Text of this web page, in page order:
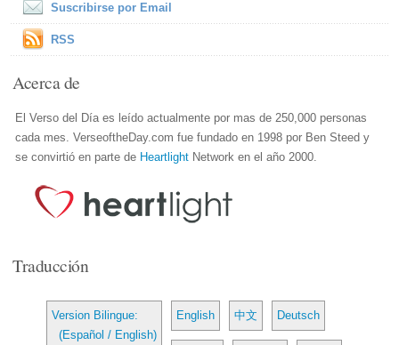
Suscribirse por Email
RSS
Acerca de
El Verso del Día es leído actualmente por mas de 250,000 personas
cada mes. VerseoftheDay.com fue fundado en 1998 por Ben Steed y
se convirtió en parte de Heartlight Network en el año 2000.
Traducción
Version Bilingue:
(Español / English)
English 中文 Deutsch